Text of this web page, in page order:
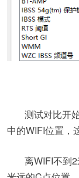
测试对比开
中的WIFI位置，
离WIFI不到